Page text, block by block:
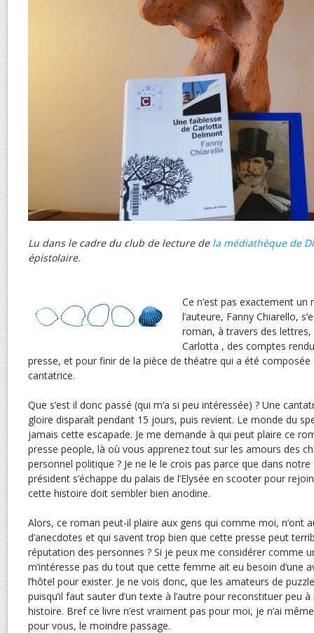
Lu dans le cadre du club de lecture de la médiathèque de
épistolaire.
Ce n’est pas exactement
l’auteure, Fanny Chiarello,
roman, à travers des
Carlotta , des comptes
presse, et pour finir de la pièce de théatre qui a été
cantatrice.
Que s’est il donc passé (qui m’a si peu intéressée) ? Une
gloire disparaît pendant 15 jours, puis revient. Le monde du
jamais cette escapade. Je me demande à qui peut plaire ce
presse people, là où vous apprenez tout sur les amours des
personnel politique ? Je ne le le crois pas parce que dans
président s’échappe du palais de l’Elysée en scooter pour
cette histoire doit sembler bien anodine.
Alors, ce roman peut-il plaire aux gens qui comme moi, n’ont
d’anecdotes et qui savent trop bien que cette presse peut
réputation des personnes ? Si je peux me considérer comme
m’intéresse pas du tout que cette femme ait eu besoin d’une
l’hôtel pour exister. Je ne vois donc, que les amateurs de
puisqu’il faut sauter d’un texte à l’autre pour reconstituer peu
histoire. Bref ce livre n’est vraiment pas pour moi, je n’ai
pour vous, le moindre passage.